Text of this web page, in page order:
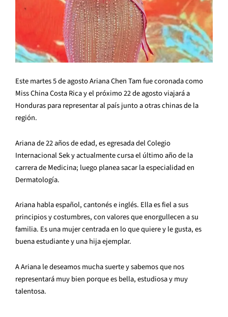
Este martes 5 de agosto Ariana Chen Tam fue coronada como
Miss China Costa Rica y el próximo 22 de agosto viajará a
Honduras para representar al país junto a otras chinas de la
región.
Ariana de 22 años de edad, es egresada del Colegio
Internacional Sek y actualmente cursa el último año de la
carrera de Medicina; luego planea sacar la especialidad en
Dermatología.
Ariana habla español, cantonés e inglés. Ella es fiel a sus
principios y costumbres, con valores que enorgullecen a su
familia. Es una mujer centrada en lo que quiere y le gusta, es
buena estudiante y una hija ejemplar.
A Ariana le deseamos mucha suerte y sabemos que nos
representará muy bien porque es bella, estudiosa y muy
talentosa.